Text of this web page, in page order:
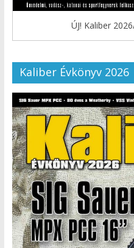
ÚJ! Kaliber
Kaliber Évkönyv 2026